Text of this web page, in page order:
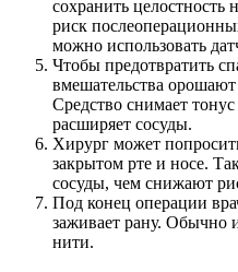
сохранить целостность
риск
можно использовать
Чтобы предотвратить
вмешательства
Средство снимает
расширяет сосуды.
Хирург может
закрытом рте и носе.
сосуды, чем снижают
Под конец операции
заживает рану. Обычно
нити.